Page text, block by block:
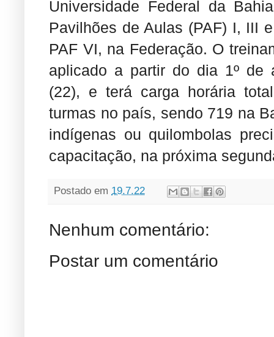
Universidade Federal da
Pavilhões de Aulas (PAF) I, III
PAF VI, na Federação. O
aplicado a partir do dia 1º de
(22), e terá carga horária
turmas no país, sendo 719 na
indígenas ou quilombolas
capacitação, na próxima
Postado em 19.7.22
Nenhum comentário:
Postar um comentário